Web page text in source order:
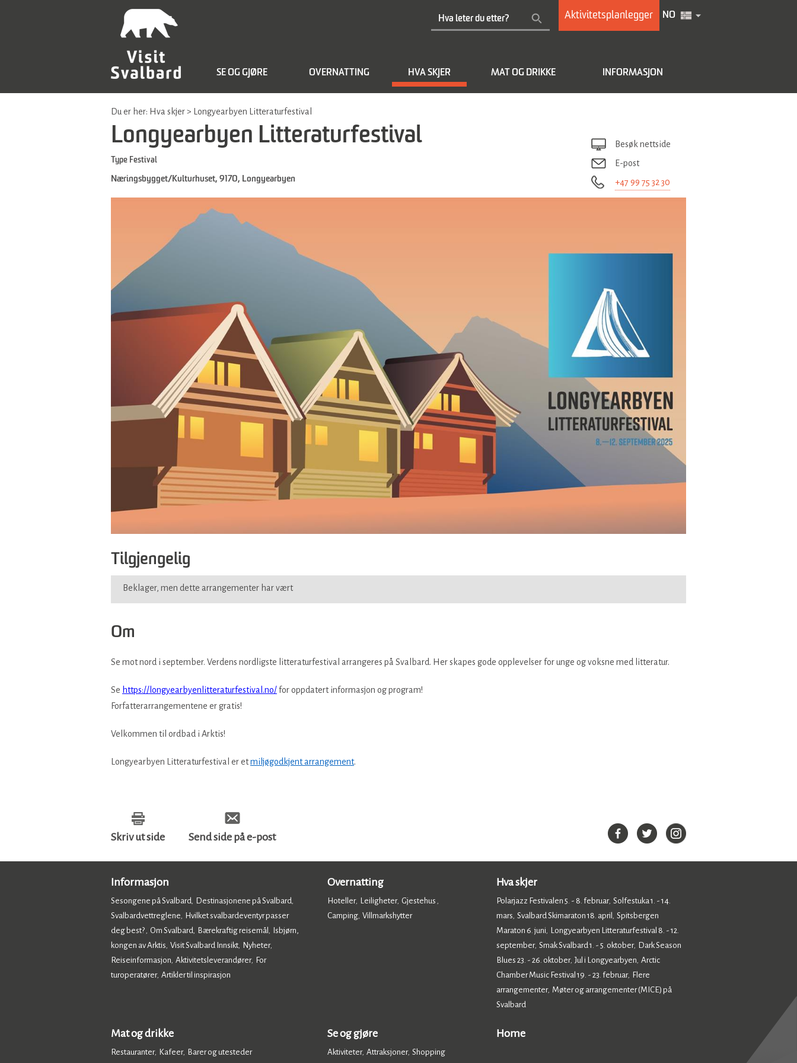
Aktivitetsplanlegger NO
SE OG GJØRE OVERNATTING HVA SKJER MAT OG DRIKKE INFORMASJON
Du er her: Hva skjer> Longyearbyen Litteraturfestival
Longyearbyen Litteraturfestival
Type Festival
Næringsbygget/Kulturhuset, 9170, Longyearbyen
Besøk nettside
E-post
+47 99 75 32 30
Tilgjengelig
Beklager, men dette arrangementer har vært
Om
Se mot nord i september. Verdens nordligste litteraturfestival arrangeres på Svalbard. Her skapes gode opplevelser for unge og voksne med litteratur.
Se https://longyearbyenlitteraturfestival.no/for oppdatert informasjon og program!
Forfatterarrangementene er gratis!
Velkommen til ordbad i Arktis!
Longyearbyen Litteraturfestival er etmiljøgodkjent arrangement.
Skriv ut side Send side på e-post
Informasjon
Sesongene på Svalbard, Destinasjonene på Svalbard,
Svalbardvettreglene,
Hvilket svalbardeventyr passer
deg best?, Om Svalbard, Bærekraftig reisemål ,
Isbjørn,
kongen av Arktis, Visit Svalbard Innsikt, Nyheter,
Reiseinformasjon, Aktivitetsleverandører,
For
turoperatører, Artikler til inspirasjon
Overnatting
Hoteller, Leiligheter, Gjestehus ,
Camping, Villmarkshytter,
Hva skjer
Polarjazz Festivalen 5. - 8. februar, Solfestuka 1. - 14.
mars, Svalbard Skimaraton 18. april , Spitsbergen
Maraton 6. juni,
Longyearbyen Litteraturfestival 8. - 12.
september, Smak Svalbard 1. - 5. oktober,
Dark Season
Blues 23. - 26. oktober, Jul i Longyearbyen, Arctic
Chamber Music Festival 19. - 23. februar,
Flere
arrangementer, Møter og arrangementer (MICE) på
Svalbard,
Mat og drikke
Restauranter, Kafeer, Barer og utesteder,
Se og gjøre
Aktiviteter, Attraksjoner, Shopping
Home